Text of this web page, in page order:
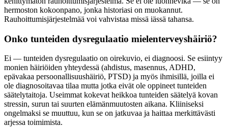
hermoston kokoonpano, jonka historiasi on muokannut.
Rauhoittumisjärjestelmää voi vahvistaa missä iässä tahansa.
Onko tunteiden dysregulaatio mielenterveyshäiriö?
Ei — tunteiden dysregulaatio on oirekuvio, ei diagnoosi. Se esiintyy
monien häiriöiden yhteydessä (ahdistus, masennus, ADHD,
epävakaa persoonallisuushäiriö, PTSD) ja myös ihmisillä, joilla ei
ole diagnosoitavaa tilaa mutta jotka eivät ole oppineet tunteiden
säätelytaitoja. Useimmat kokevat heikkoa tunteiden säätelyä kovan
stressin, surun tai suurten elämänmuutosten aikana. Kliiniseksi
ongelmaksi se muuttuu, kun se on jatkuvaa ja haittaa merkittävästi
arjessa toimimista.